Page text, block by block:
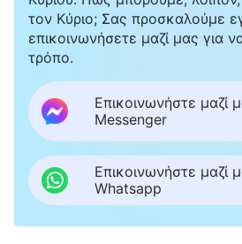
συγκεκριμένο συμβάν του
Κυρίου ήταν αληθινό ή
το αντιμετωπίσω με
διαδίκτυο είναι εξαιρετικά
γι’ αυτό σκέφτηκα ότι
να ελέγξω τι συμβαίνει.
τηλέφωνο, συνδέθηκα με
για να αναζητήσω
τον Κύριο; Σας προσκαλούμε
επικοινωνήσετε μαζί μας για
τρόπο.
Επικοινωνήστε μαζί
Messenger
Επικοινωνήστε μαζί
Whatsapp